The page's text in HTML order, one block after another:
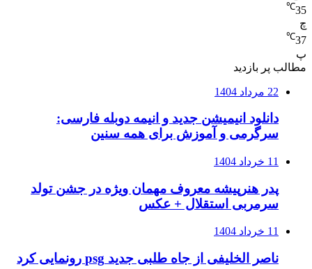
35
℃
چ
37
℃
پ
مطالب پر بازدید
22 مرداد 1404
دانلود انیمیشن جدید و انیمه دوبله فارسی:
سرگرمی و آموزش برای همه سنین
11 خرداد 1404
پدر هنرپیشه معروف مهمان ویژه در جشن تولد
سرمربی استقلال + عکس
11 خرداد 1404
ناصر الخلیفی از جاه طلبی جدید psg رونمایی کرد